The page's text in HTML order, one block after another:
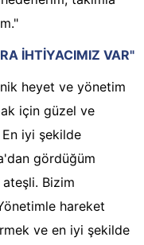
İHTİYACIMIZ VAR"
heyet ve yönetim
için güzel ve
iyi şekilde
gördüğüm
ateşli. Bizim
hareket
ve en iyi şekilde